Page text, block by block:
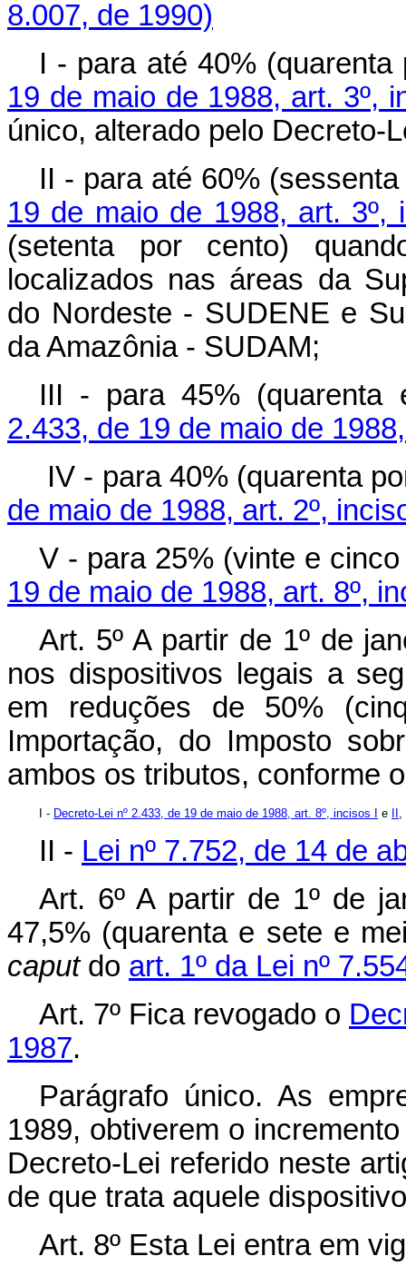
8.007, de 1990)
I - para até 40%
19 de maio de 1988, art. 3º,
único, alterado pelo Decreto-
II - para até 60%
19 de maio de 1988, art. 3º,
(setenta por cento)
localizados nas áreas da
do Nordeste - SUDENE e
da Amazônia - SUDAM;
III - para 45%
2.433, de 19 de maio de
IV - para 40% (quarenta
de maio de 1988, art. 2º,
V - para 25% (vinte e
19 de maio de 1988, art. 8º,
Art. 5º A partir de 1º de
nos dispositivos legais a
em reduções de 50%
Importação, do Imposto
ambos os tributos, conforme
I - Decreto-Lei nº 2.433, de 19 de maio de 1988, art. 8º, incisos I e ,
II - Lei nº 7.752, de 14 de
Art. 6º A partir de 1º de
47,5% (quarenta e sete e
caput do art. 1º da Lei nº
Art. 7º Fica revogado o
1987.
Parágrafo único. As
1989, obtiverem o
Decreto-Lei referido neste
de que trata aquele
Art. 8º Esta Lei entra em